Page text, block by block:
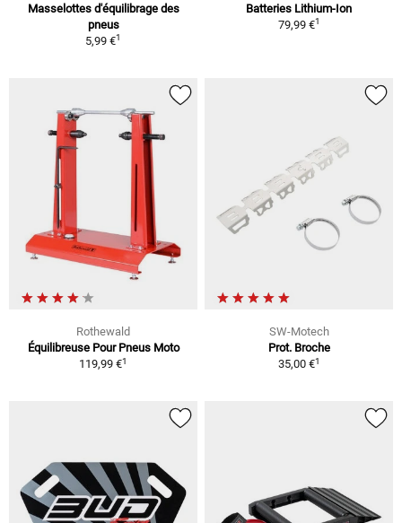
Masselottes d'équilibrage des
pneus
5,99 €1
Batteries Lithium-Ion
79,99 €1
Rothewald
Équilibreuse Pour Pneus Moto
119,99 €1
SW-Motech
Prot. Broche
35,00 €1